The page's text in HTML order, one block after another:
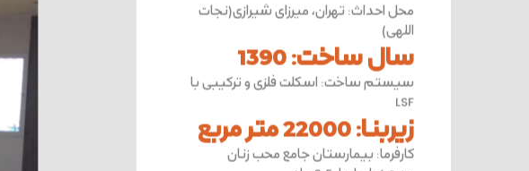
محل احداث: تهران، میرزای شیرازی(نجات
اللهی)
سال ساخت:
1390
سیستم ساخت: اسکلت فلزی و ترکیبی با
LSF
زیربنا:22000 متر مربع
کارفرما: بیمارستان جامع محب زنان